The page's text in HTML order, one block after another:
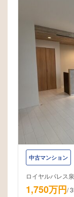
中古マンション
ロイヤルパレス
1,750万円/